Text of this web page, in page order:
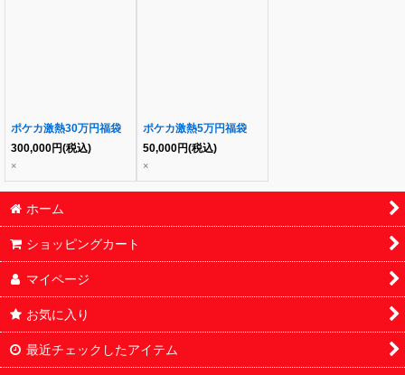
ポケカ激熱30万円福袋
300,000円(税込)
×
ポケカ激熱5万円福袋
50,000円(税込)
×
ホーム
ショッピングカート
マイページ
お気に入り
最近チェックしたアイテム